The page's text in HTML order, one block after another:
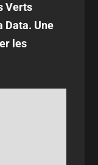
Verts
Data. Une
les